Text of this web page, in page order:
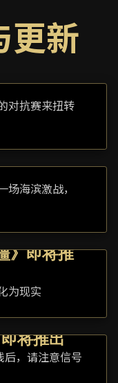
更新
对抗赛来扭转
场海滨激战，
》即将推
为现实
将推出
后，请注意信号